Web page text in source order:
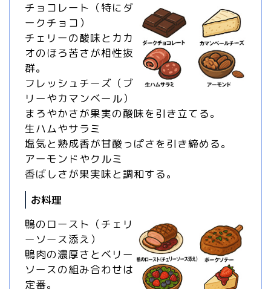
チョコレート（特にダ
ークチョコ）
チェリーの酸味とカカ
オのほろ苦さが相性抜
群。
フレッシュチーズ（ブ
リーやカマンベール）
まろやかさが果実の酸味を引き立てる。
生ハムやサラミ
塩気と熟成香が甘酸っぱさを引き締める。
アーモンドやクルミ
香ばしさが果実味と調和する。
お料理
鴨のロースト（チェリ
ーソース添え）
鴨肉の濃厚さとベリー
ソースの組み合わせは
定番。